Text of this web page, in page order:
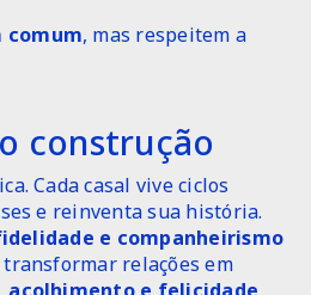
comum, mas respeitem a
construção
Cada casal vive ciclos
e reinventa sua história.
e companheirismo
relações em